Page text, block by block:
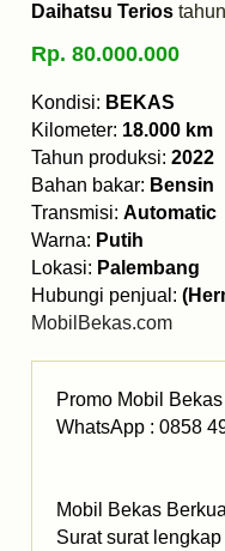
Daihatsu Terios tahun
Rp. 80.000.000
Kondisi: BEKAS
Kilometer: 18.000 km
Tahun produksi: 2022
Bahan bakar: Bensin
Transmisi: Automatic
Warna: Putih
Lokasi: Palembang
Hubungi penjual:
MobilBekas.com
Promo Mobil
WhatsApp : 0858
Mobil Bekas
Surat surat